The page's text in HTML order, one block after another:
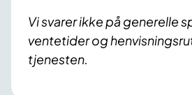
Vi svarer ikke på generelle
ventetider og
tjenesten.